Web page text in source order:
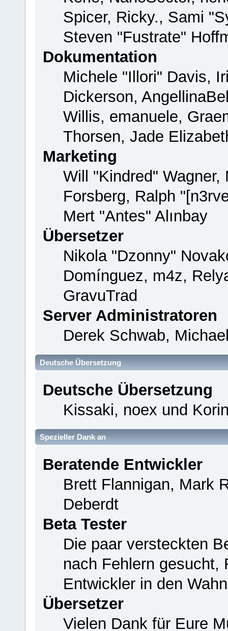
Spicer, Ricky., Sami
Steven "Fustrate"
Dokumentation
Michele "Illori" Davis,
Dickerson,
Willis, emanuele,
Thorsen, Jade
Marketing
Will "Kindred" Wagner,
Forsberg, Ralph
Mert "Antes" Alınbay
Übersetzer
Nikola "Dzonny"
Domínguez, m4z,
GravuTrad
Server Administratoren
Derek Schwab,
Deutsche Übersetzung
Deutsche Übersetzung
Kissaki, noex und
Spezieller Dank an
Beratende Entwickler
Brett Flannigan, Mark
Deberdt
Beta Tester
Die paar versteckten
nach Fehlern gesucht,
Entwickler in den
Übersetzer
Vielen Dank für Eure